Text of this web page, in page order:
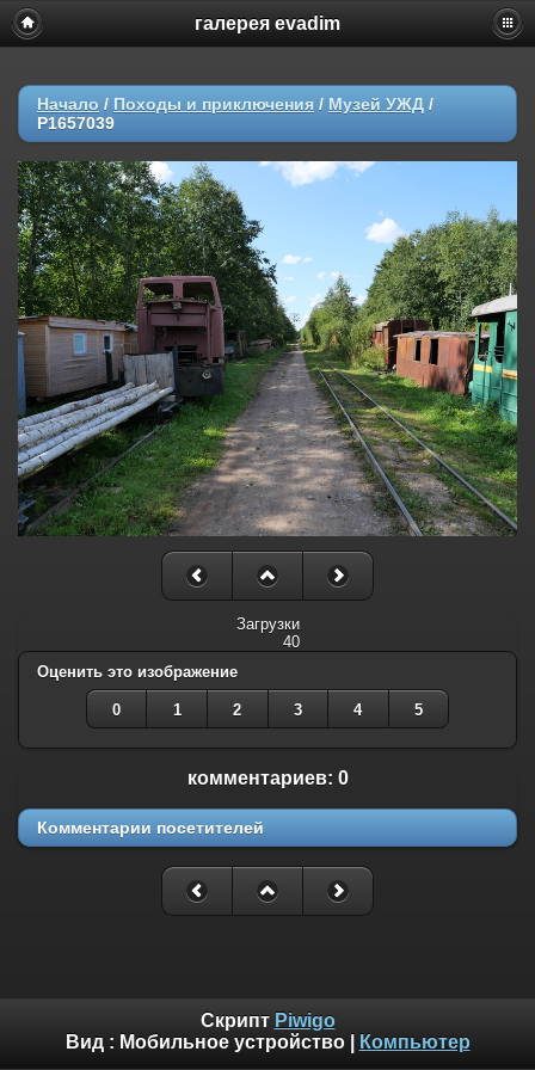
галерея evadim
Начало / Походы и приключения / Музей УЖД /
P1657039
Загрузки
40
Оценить это изображение
0 1 2 3 4 5
комментариев: 0
Комментарии посетителей
Скрипт Piwigo
Вид : Мобильное устройство| Компьютер